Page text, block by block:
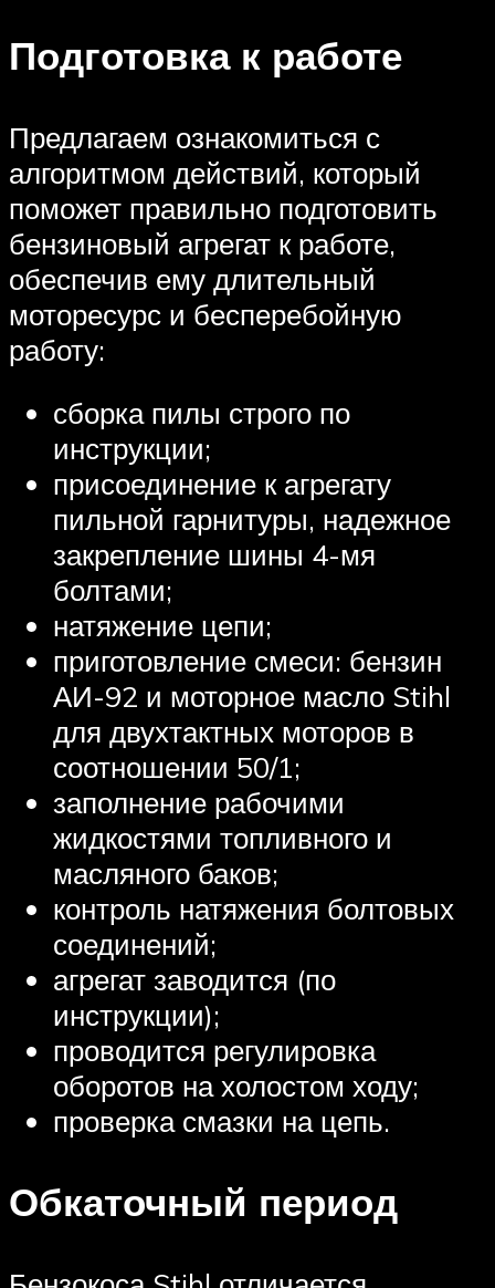
Подготовка к работе
Предлагаем ознакомиться с
алгоритмом действий, который
поможет правильно подготовить
бензиновый агрегат к работе,
обеспечив ему длительный
моторесурс и бесперебойную
работу:
сборка пилы строго по
инструкции;
присоединение к агрегату
пильной гарнитуры, надежное
закрепление шины 4-мя
болтами;
натяжение цепи;
приготовление смеси: бензин
АИ-92 и моторное масло Stihl
для двухтактных моторов в
соотношении 50/1;
заполнение рабочими
жидкостями топливного и
масляного баков;
контроль натяжения болтовых
соединений;
агрегат заводится (по
инструкции);
проводится регулировка
оборотов на холостом ходу;
проверка смазки на цепь.
Обкаточный период